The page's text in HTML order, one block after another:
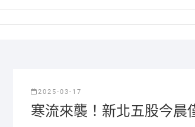
2025-03-17
寒流來襲！新北五股今晨